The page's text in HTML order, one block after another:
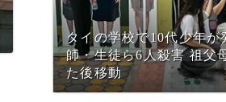
タイの学校で10代少年が
師・生徒ら6人殺害 祖父
た後移動